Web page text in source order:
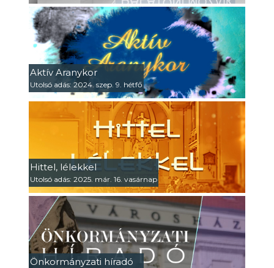
Aktív Aranykor
Utolsó adás: 2024. szep. 9. hétfő
Hittel, lélekkel
Utolsó adás: 2025. már. 16. vasárnap
Önkormányzati híradó